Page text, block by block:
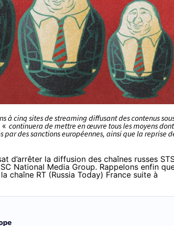
à cinq sites de streaming diffusant des contenus
continuera de mettre en œuvre tous les moyens
par des sanctions européennes, ainsi que la reprise
d’arrêter la diffusion des chaînes russes
National Media Group. Rappelons enfin
chaîne RT (Russia Today) France suite à